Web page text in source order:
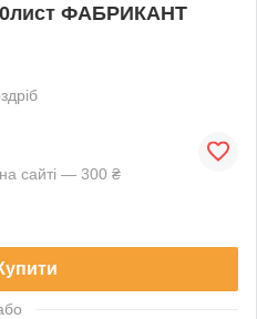
ФАБРИКАНТ
сайті — 300 ₴